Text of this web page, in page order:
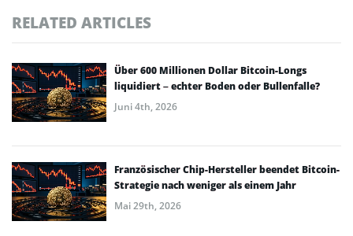
RELATED ARTICLES
Über 600 Millionen Dollar Bitcoin-Longs
liquidiert – echter Boden oder Bullenfalle?
Juni 4th, 2026
Französischer Chip-Hersteller beendet Bitcoin-
Strategie nach weniger als einem Jahr
Mai 29th, 2026